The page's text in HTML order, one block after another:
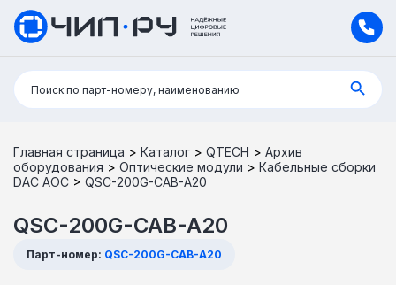
Поиск:
Поиск по парт-номеру, наименованию
Главная страница > Каталог > QTECH > Архив
оборудования > Оптические модули > Кабельные сборки
DAC AOC > QSC-200G-CAB-A20
QSC-200G-CAB-A20
Парт-номер: QSC-200G-CAB-A20